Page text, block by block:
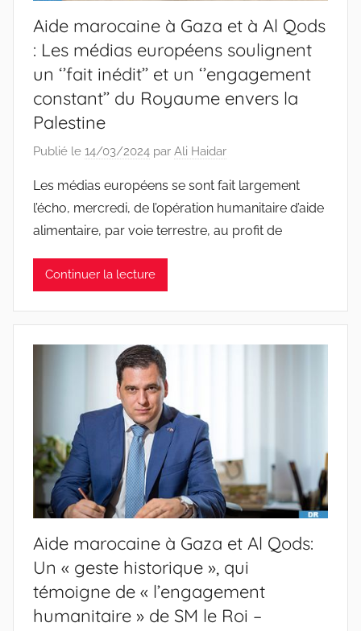
Aide marocaine à Gaza et à Al Qods
: Les médias européens soulignent
un ‘’fait inédit’’ et un ‘’engagement
constant’’ du Royaume envers la
Palestine
Publié le 14/03/2024 par Ali Haidar
Les médias européens se sont fait largement
l’écho, mercredi, de l’opération humanitaire d’aide
alimentaire, par voie terrestre, au profit de
Continuer la lecture
Aide marocaine à Gaza et Al Qods:
Un « geste historique », qui
témoigne de « l’engagement
humanitaire » de SM le Roi –